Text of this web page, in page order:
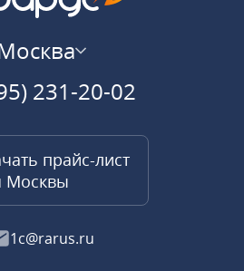
231-20-02
прайс-лист
Москвы
1c@rarus.ru